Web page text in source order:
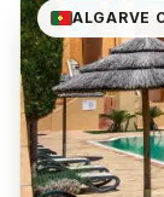
ALGARVE